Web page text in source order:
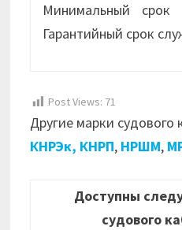
Минимальный
Гарантийный срок
Post Views: 71
Другие марки судового
КНРЭк, КНРП, НРШМ,
Доступны
судового